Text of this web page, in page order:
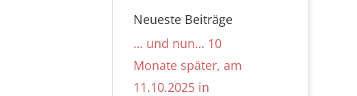
Neueste Beiträge
… und nun… 10
Monate später, am
11.10.2025 in